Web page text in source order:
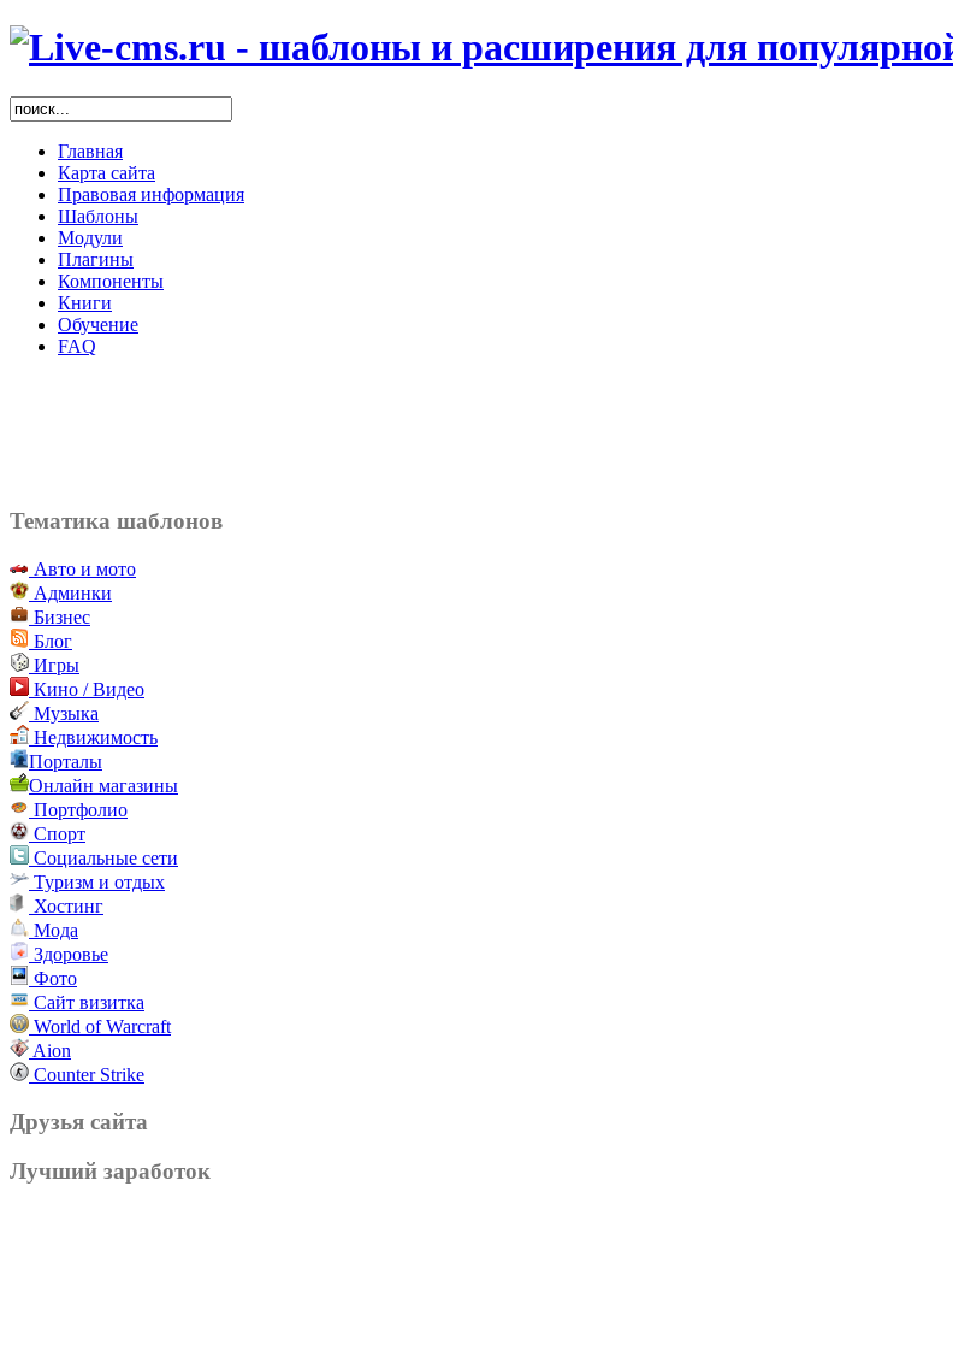
Главная
Карта сайта
Правовая информация
Шаблоны
Модули
Плагины
Компоненты
Книги
Обучение
FAQ
Тематика шаблонов
Авто и мото
Админки
Бизнес
Блог
Игры
Кино / Видео
Музыка
Недвижимость
Порталы
Онлайн магазины
Портфолио
Спорт
Социальные сети
Туризм и отдых
Хостинг
Мода
Здоровье
Фото
Сайт визитка
World of Warcraft
Aion
Counter Strike
Друзья сайта
Лучший заработок